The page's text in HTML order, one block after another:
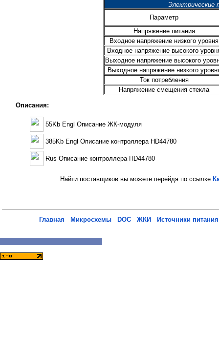
Электрические
Параметр
Напряжение питания
Входное напряжение низкого уровня
Входное напряжение высокого
Выходное напряжение высокого
Выходное напряжение низкого
Ток потребления
Напряжение смещения стекла
Описания:
55Kb Engl Описание ЖК-модуля
385Kb Engl Описание контроллера HD44780
Rus Описание контроллера HD44780
Найти поставщиков вы можете перейдя по ссылке
Главная - Микросхемы - DOC - ЖКИ - Источники питания